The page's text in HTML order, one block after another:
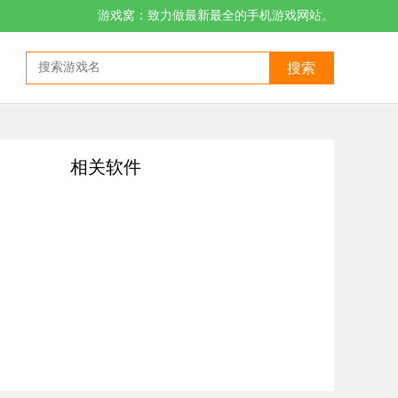
游戏窝：致力做最新最全的手机游戏网站。
搜索
们能够快速掌握操作方法，可以直接在线进行下单，为用户非常快速
相关软件